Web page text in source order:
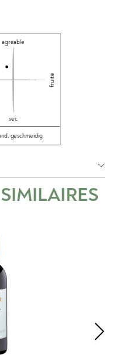
agréable
fruité
sec
geschmeidig